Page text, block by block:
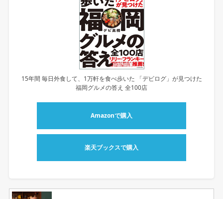
15年間 毎日外食して、1万軒を食べ歩いた 「デビログ」が見つけた
福岡グルメの答え 全100店
Amazonで購入
楽天ブックスで購入